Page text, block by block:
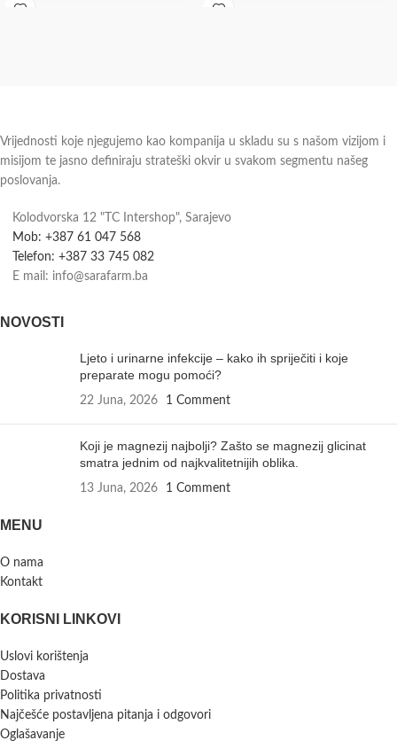
Vrijednosti koje njegujemo kao kompanija u skladu su s našom vizijom i
misijom te jasno definiraju strateški okvir u svakom segmentu našeg
poslovanja.
Kolodvorska 12 "TC Intershop", Sarajevo
Mob: +387 61 047 568
Telefon: +387 33 745 082
E mail: info@sarafarm.ba
NOVOSTI
Ljeto i urinarne infekcije – kako ih spriječiti i koje
preparate mogu pomoći?
22 Juna, 2026 1 Comment
Koji je magnezij najbolji? Zašto se magnezij glicinat
smatra jednim od najkvalitetnijih oblika.
13 Juna, 2026 1 Comment
MENU
O nama
Kontakt
KORISNI LINKOVI
Uslovi korištenja
Dostava
Politika privatnosti
Najčešće postavljena pitanja i odgovori
Oglašavanje